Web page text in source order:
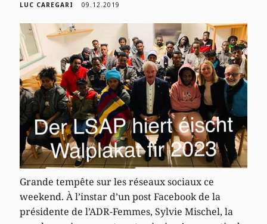
LUC CAREGARI 09.12.2019
Grande tempête sur les réseaux sociaux ce
weekend. À l’instar d’un post Facebook de la
présidente de l’ADR-Femmes, Sylvie Mischel, la